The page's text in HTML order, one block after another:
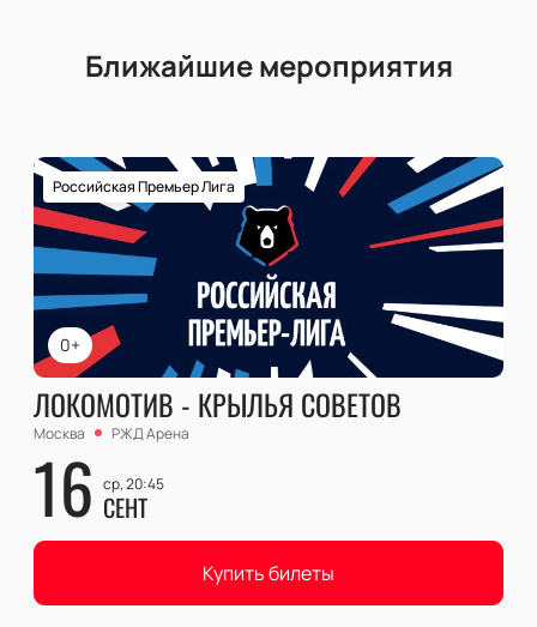
Ближайшие мероприятия
0+
Российская Премьер Лига
ЛОКОМОТИВ - КРЫЛЬЯ СОВЕТОВ
Москва РЖД Арена
16 ср, 20:45
СЕНТ
Купить билеты